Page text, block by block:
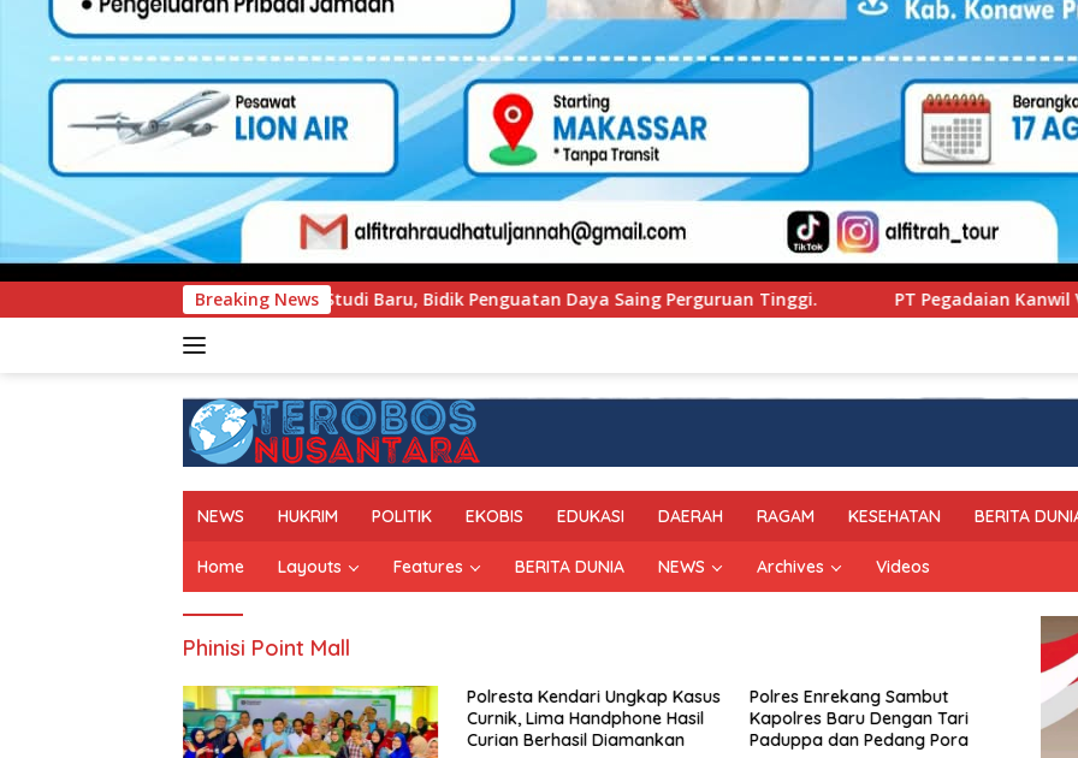
Breaking News
Studi Baru, Bidik Penguatan Daya Saing Perguruan Tinggi. PT Pegadaian Kanwil VI SulSelBarRa Maluku
NEWS HUKRIM POLITIK EKOBIS EDUKASI DAERAH RAGAM KESEHATAN BERITA
Home Layouts Features BERITA DUNIA NEWS Archives Videos
Phinisi Point Mall
Polresta Kendari Ungkap Kasus
Curnik, Lima Handphone Hasil
Curian Berhasil Diamankan
Polres Enrekang Sambut
Kapolres Baru Dengan Tari
Paduppa dan Pedang Pora